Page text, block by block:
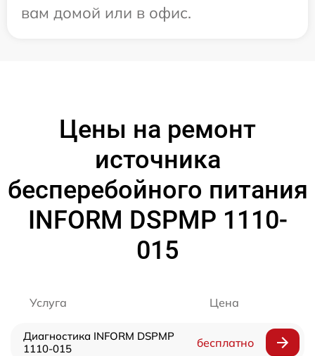
вам домой или в офис.
Цены на ремонт
источника
бесперебойного питания
INFORM DSPMP 1110-
015
Услуга Цена
Диагностика INFORM DSPMP
1110-015
бесплатно